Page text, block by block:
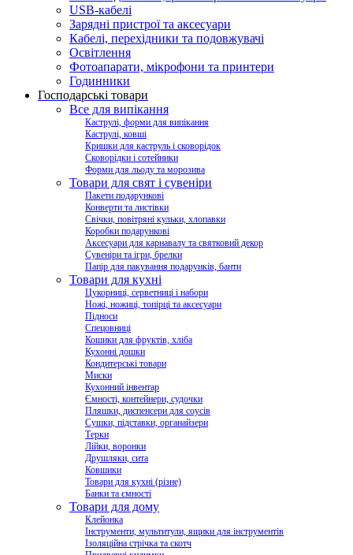
USB-кабелі
Зарядні пристрої та аксесуари
Кабелі, перехідники та подовжувачі
Освітлення
Фотоапарати, мікрофони та принтери
Годинники
Господарські товари
Все для випікання
Каструлі, форми для випікання
Каструлі, ковші
Кришки для каструль і сковорідок
Сковорідки і сотейники
Форми для льоду та морозива
Товари для свят і сувеніри
Пакети подарункові
Конверти та листівки
Свічки, повітряні кульки, хлопавки
Коробки подарункові
Аксесуари для карнавалу та святковий декор
Сувеніри та ігри, брелки
Папір для пакування подарунків, банти
Товари для кухні
Цукорниці, серветниці і набори
Ножі, ножиці, топірці та аксесуари
Підноси
Спецовниці
Кошики для фруктів, хліба
Кухонні дошки
Кондитерські товари
Миски
Кухонний інвентар
Ємності, контейнери, судочки
Пляшки, диспенсери для соусів
Сушки, підставки, органайзери
Терки
Лійки, воронки
Друшляки, сита
Ковшики
Товари для кухні (різне)
Банки та ємності
Товари для дому
Клейонка
Інструменти, мультитули, ящики для інструментів
Ізоляційна стрічка та скотч